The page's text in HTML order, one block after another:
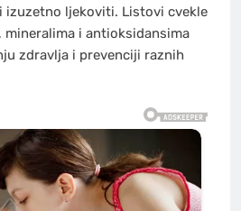
izuzetno ljekoviti. Listovi cvekle
i antioksidansima
zdravlja i prevenciji raznih